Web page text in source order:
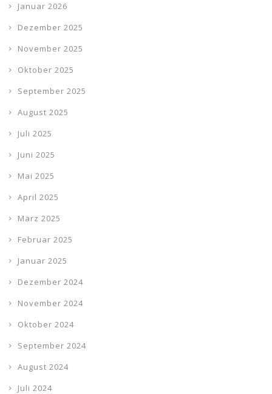
Januar 2026
Dezember 2025
November 2025
Oktober 2025
September 2025
August 2025
Juli 2025
Juni 2025
Mai 2025
April 2025
März 2025
Februar 2025
Januar 2025
Dezember 2024
November 2024
Oktober 2024
September 2024
August 2024
Juli 2024